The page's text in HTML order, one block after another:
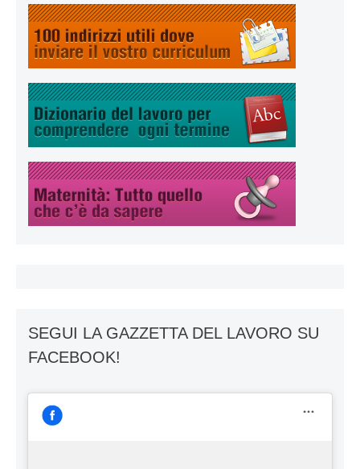
SEGUI LA GAZZETTA DEL LAVORO SU
FACEBOOK!